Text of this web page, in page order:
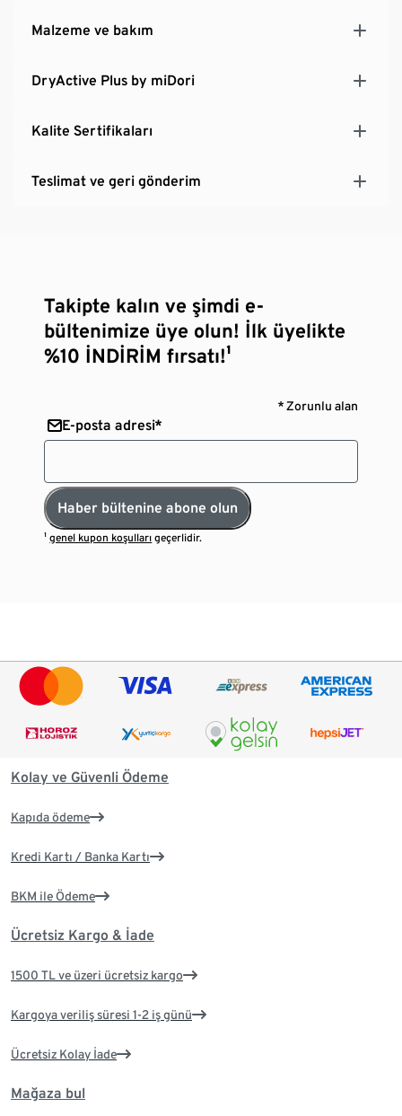
Malzeme ve bakım
DryActive Plus by miDori
Kalite Sertifikaları
Teslimat ve geri gönderim
Takipte kalın ve şimdi e-
bültenimize üye olun! İlk üyelikte
%10 İNDİRİM fırsatı!¹
* Zorunlu alan
E-posta adresi*
Haber bültenine abone olun
¹genel kupon koşulları geçerlidir.
Kolay ve Güvenli Ödeme
Kapıda ödeme
Kredi Kartı / Banka Kartı
BKM ile Ödeme
Ücretsiz Kargo & İade
1500 TL ve üzeri ücretsiz kargo
Kargoya veriliş süresi 1-2 iş günü
Ücretsiz Kolay İade
Mağaza bul